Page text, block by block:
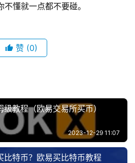
懂就一点都不要碰。
赞 (0)
教程（欧易交易所买币）
2023-12-29 11:07
比特币？欧易买比特币教程